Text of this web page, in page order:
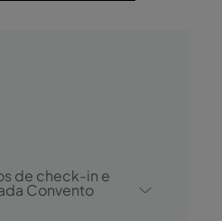
de check-in e
Convento